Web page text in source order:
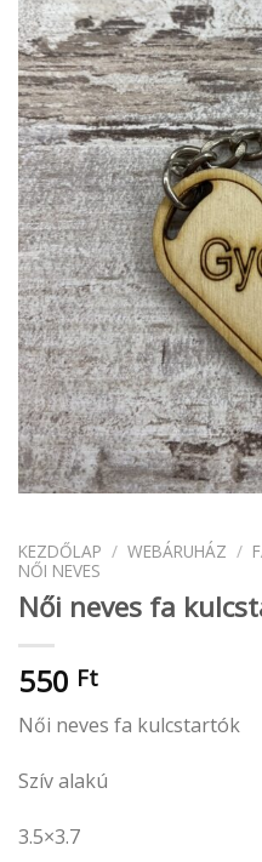
KEZDŐLAP / WEBÁRUHÁZ /
NŐI NEVES
Női neves fa
550 Ft
Női neves fa kulcstartók
Szív alakú
3.5×3.7